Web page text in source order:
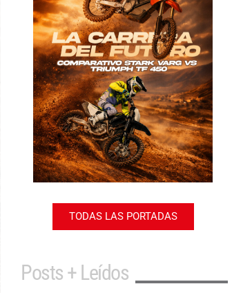
TODAS LAS PORTADAS
Posts + Leídos